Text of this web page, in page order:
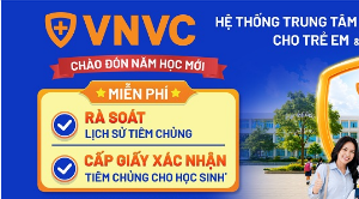
12/05/2025
Tác giả:Trung tâm Dinh dưỡng Nutrihome